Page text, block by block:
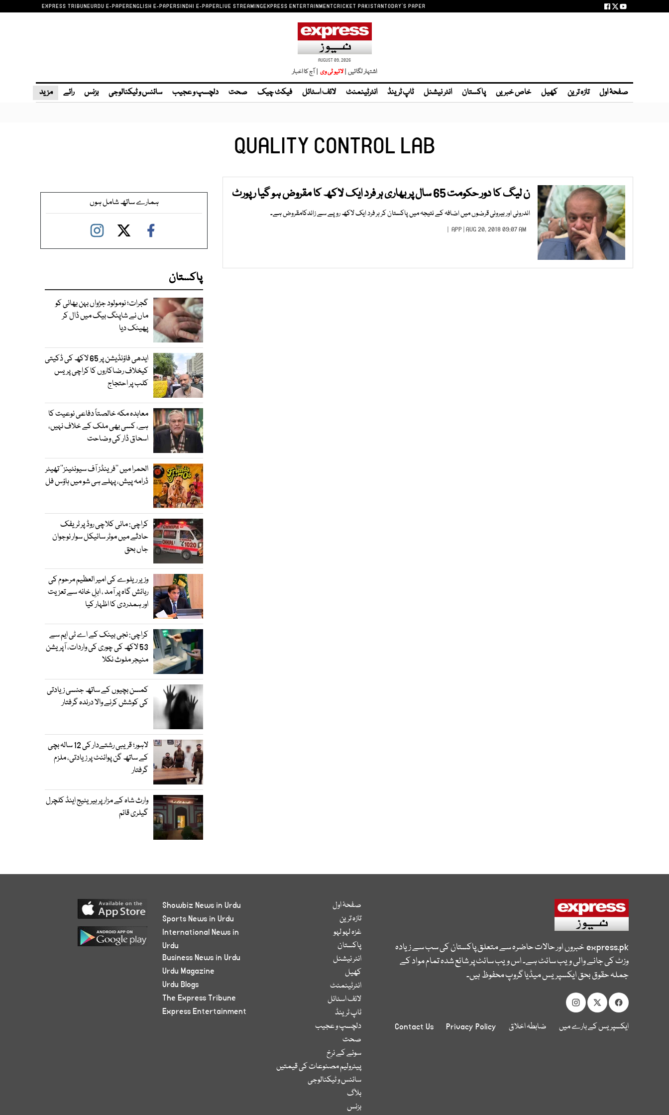
EXPRESS TRIBUNEURDU E-PAPERENGLISH E-PAPERSINDHI E-PAPERLIVE STREAMINGEXPRESS ENTERTAINMENTCRICKET PAKISTANTODAY'S PAPER
AUGUST 09, 2026
اشتہار لگائیں | | آج کا اخبار
صفحۂ اول تازہ ترین کھیل خاص خبریں پاکستان انٹر نیشنل ٹاپ ٹرینڈ انٹرٹینمنٹ لائف اسٹائل فیکٹ چیک صحت دلچسپ و عجیب سائنس و ٹیکنالوجی بزنس رائے مزید
QUALITY CONTROL LAB
ن لیگ کا دور حکومت 65 سال پر بھاری ہر فرد ایک لاکھ کا مقروض ہو گیا رپورٹ
اندرونی اور بیرونی قرضوں میں اضافہ کے نتیجہ میں پاکستان کر ہر فرد ایک لاکھ روپے سے زائدکامقروض ہے۔
APP| AUG 20, 2018 09:07 AM |
ہمارے ساتھ شامل ہوں
پاکستان
گجرات؛ نومولود جڑواں بہن بھائی کو
ماں نے شاپنگ بیگ میں ڈال کر
پھینک دیا
ایدھی فاؤنڈیشن پر 65 لاکھ کی ڈکیتی
کیخلاف رضاکاروں کا کراچی پریس
کلب پر احتجاج
معاہدہ مکہ خالصتاً دفاعی نوعیت کا
ہے، کسی بھی ملک کے خلاف نہیں،
اسحاق ڈار کی وضاحت
الحمرا میں ’’فرینڈز آف سیونٹینز‘‘ تھیٹر
ڈرامہ پیش، پہلے ہی شو میں ہاؤس فل
کراچی: مائی کلاچی روڈ پر ٹریفک
حادثے میں موٹر سائیکل سوار نوجوان
جاں بحق
وزیر ریلوے کی امیر العظیم مرحوم کی
رہائش گاہ پر آمد ، اہلِ خانہ سے تعزیت
اور ہمدردی کا اظہار کیا
کراچی: نجی بینک کے اے ٹی ایم سے
53 لاکھ کی چوری کی واردات، آپریشن
منیجر ملوث نکلا
کمسن بچیوں کے ساتھ جنسی زیادتی
کی کوشش کرنے والا درندہ گرفتار
لاہور؛ قریبی رشتےدار کی 12 سالہ بچی
کے ساتھ گن پوائنٹ پر زیادتی، ملزم
گرفتار
وارث شاہ کے مزار پر ہیریٹیج اینڈ کلچرل
گیلری قائم
express.pkخبروں اور حالات حاضرہ سے متعلق پاکستان کی سب سے زیادہ
وزٹ کی جانے والی ویب سائٹ ہے۔ اس ویب سائٹ پر شائع شدہ تمام مواد کے
جملہ حقوق بحق ایکسپریس میڈیا گروپ محفوظ ہیں۔
ایکسپریس کے بارے میں ضابطہ اخلاق Privacy Policy
Contact Us
صفحۂ اول
تازہ ترین
غزہ لہو لہو
پاکستان
انٹر نیشنل
کھیل
انٹرٹینمنٹ
لائف اسٹائل
ٹاپ ٹرینڈ
دلچسپ و عجیب
صحت
سونے کے نرخ
پیٹرولیم مصنوعات کی قیمتیں
سائنس و ٹیکنالوجی
بلاگ
بزنس
Showbiz News in Urdu
Sports News in Urdu
International News in
Urdu
Business News in Urdu
Urdu Magazine
Urdu Blogs
The Express Tribune
Express Entertainment